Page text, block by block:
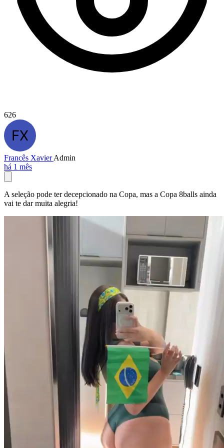
626
Francês XavierAdmin
há 1 mês
A seleção pode ter decepcionado na Copa, mas a Copa 8balls ainda
vai te dar muita alegria!